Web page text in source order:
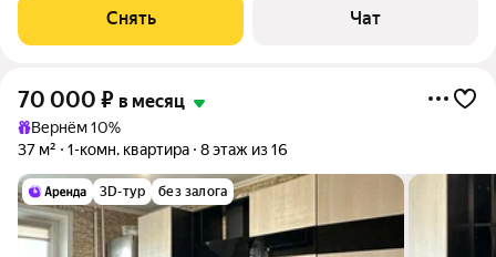
Стиральная машина Холодильник Дом - панельный, окна
выходят на улицу. Есть консьерж. В
Снять Чат
70 000 ₽ в месяц
Вернём 10%
37 м²
1-комн. квартира 8 этаж из 16
3D-тур без залога